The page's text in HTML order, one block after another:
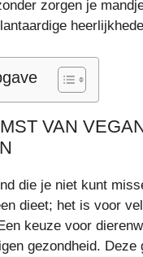
zorgen je
VAN
die je niet kunt
dieet; het is voor
keuze voor
gezondheid. Deze